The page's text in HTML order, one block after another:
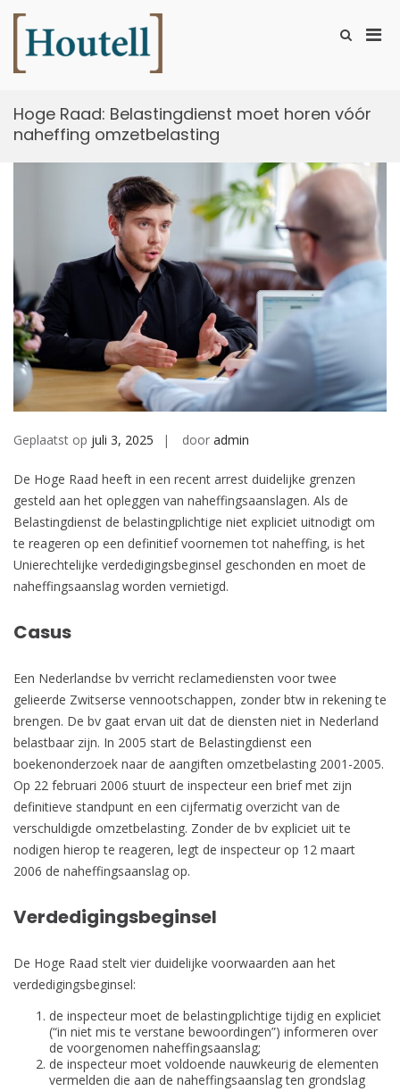
naar
inhoud
Toon
Hoge Raad: Belastingdienst moet horen vóór
naheffing omzetbelasting
Geplaatst op juli 3, 2025 door admin
De Hoge Raad heeft in een recent arrest duidelijke grenzen
gesteld aan het opleggen van naheffingsaanslagen. Als de
Belastingdienst de belastingplichtige niet expliciet uitnodigt om
te reageren op een definitief voornemen tot naheffing, is het
Unierechtelijke verdedigingsbeginsel geschonden en moet de
naheffingsaanslag worden vernietigd.
Casus
Een Nederlandse bv verricht reclamediensten voor twee
gelieerde Zwitserse vennootschappen, zonder btw in rekening te
brengen. De bv gaat ervan uit dat de diensten niet in Nederland
belastbaar zijn. In 2005 start de Belastingdienst een
boekenonderzoek naar de aangiften omzetbelasting 2001-2005.
Op 22 februari 2006 stuurt de inspecteur een brief met zijn
definitieve standpunt en een cijfermatig overzicht van de
verschuldigde omzetbelasting. Zonder de bv expliciet uit te
nodigen hierop te reageren, legt de inspecteur op 12 maart
2006 de naheffingsaanslag op.
Verdedigingsbeginsel
De Hoge Raad stelt vier duidelijke voorwaarden aan het
verdedigingsbeginsel:
de inspecteur moet de belastingplichtige tijdig en expliciet
(“in niet mis te verstane bewoordingen”) informeren over
de voorgenomen naheffingsaanslag;
de inspecteur moet voldoende nauwkeurig de elementen
vermelden die aan de naheffingsaanslag ten grondslag